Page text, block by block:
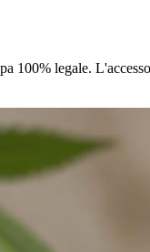
100% legale.